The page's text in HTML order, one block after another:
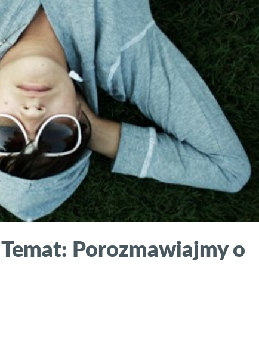
Porozmawiajmy o